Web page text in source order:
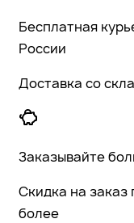
Бесплатная
России
Доставка со
Заказывайте
Скидка на заказ
более